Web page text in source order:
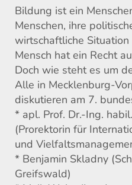
Bildung ist ein
Menschen, ihre
wirtschaftliche Situation
Mensch hat ein Recht
Doch wie steht es um
Alle in Mecklenburg-
diskutieren am 7.
* apl. Prof. Dr.-Ing.
(Prorektorin für
und
* Benjamin Skladny
Greifswald)